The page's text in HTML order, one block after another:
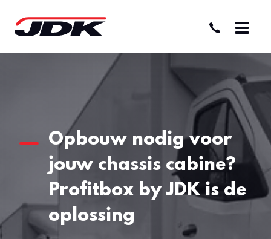
Opbouw nodig voor
jouw chassis cabine?
Profitbox by JDKis de
oplossing